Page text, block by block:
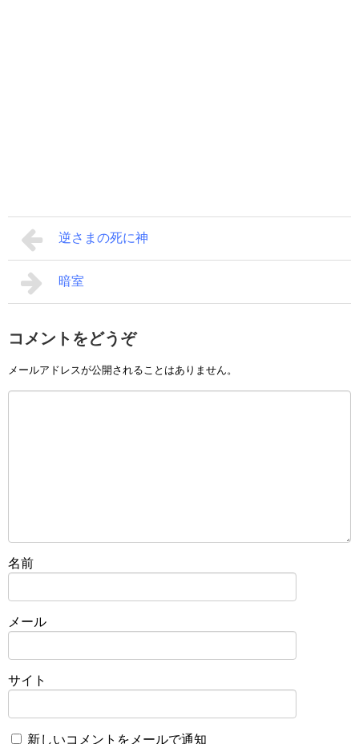
逆さまの死に神
暗室
コメントをどうぞ
メールアドレスが公開されることはありません。
名前
メール
サイト
新しいコメントをメールで通知